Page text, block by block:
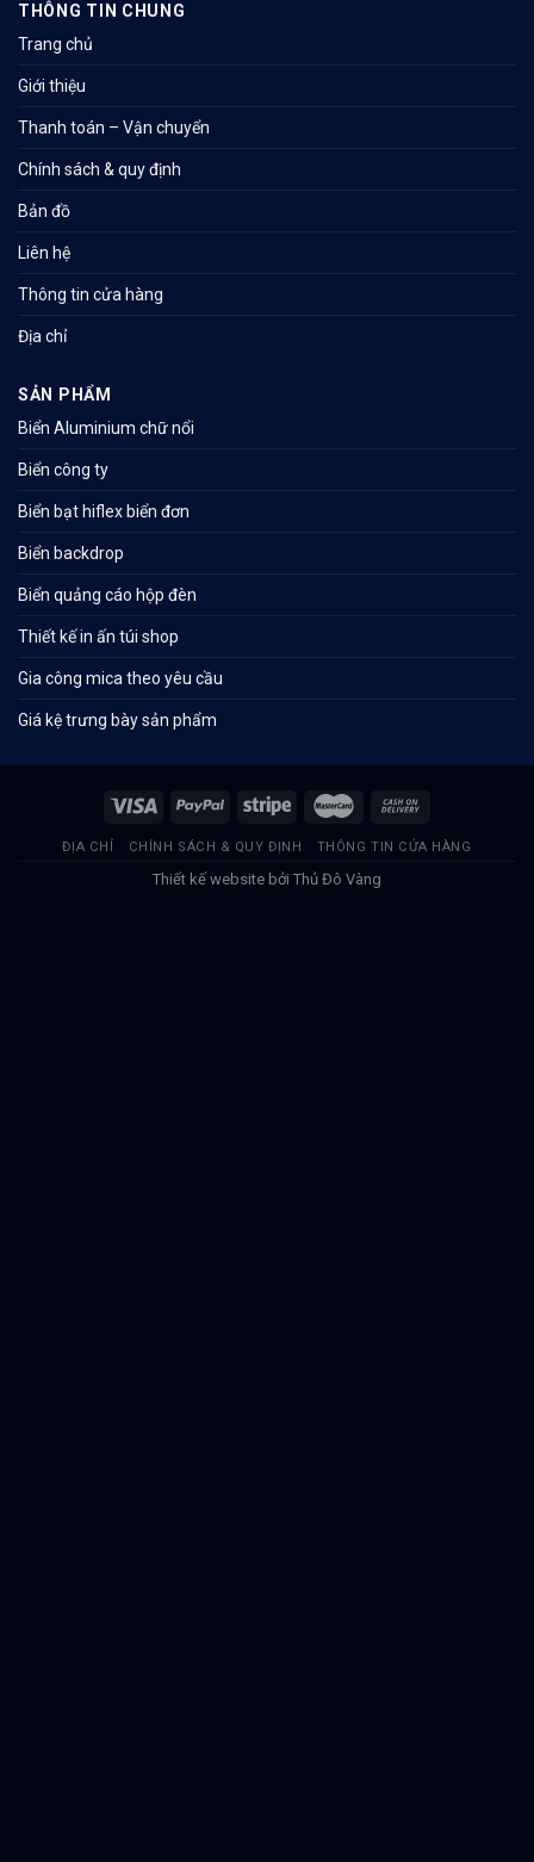
THÔNG TIN CHUNG
Trang chủ
Giới thiệu
Thanh toán – Vận chuyển
Chính sách & quy định
Bản đồ
Liên hệ
Thông tin cửa hàng
Địa chỉ
SẢN PHẨM
Biển Aluminium chữ nổi
Biển công ty
Biển bạt hiflex biển đơn
Biển backdrop
Biển quảng cáo hộp đèn
Thiết kế in ấn túi shop
Gia công mica theo yêu cầu
Giá kệ trưng bày sản phẩm
ĐỊA CHỈ CHÍNH SÁCH & QUY ĐỊNH THÔNG TIN CỬA HÀNG
Thiết kế website bởi Thủ Đô Vàng